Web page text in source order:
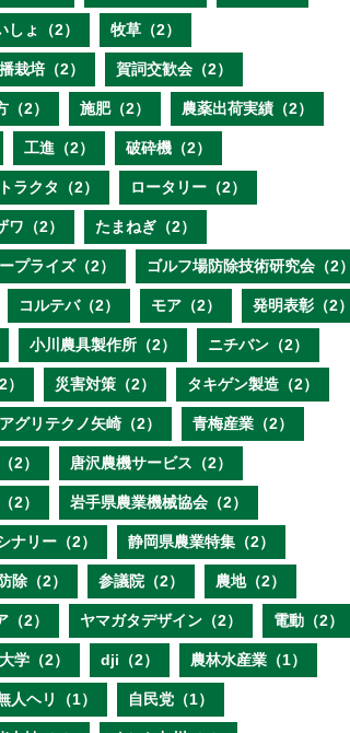
しょ（2） 牧草（2）
栽培（2） 賀詞交歓会（2）
（2） 施肥（2） 農薬出荷実績（2）
工進（2） 破砕機（2）
ラクタ（2） ロータリー（2）
ワ（2） たまねぎ（2）
プライズ（2） ゴルフ場防除技術研究会（2）
コルテバ（2） モア（2） 発明表彰（2）
小川農具製作所（2） ニチバン（2）
災害対策（2） タキゲン製造（2）
アグリテクノ矢崎（2） 青梅産業（2）
2） 唐沢農機サービス（2）
2） 岩手県農業機械協会（2）
ナリー（2） 静岡県農業特集（2）
除（2） 参議院（2） 農地（2）
（2） ヤマガタデザイン（2） 電動（2）
学（2） dji（2） 農林水産業（1）
人ヘリ（1） 自民党（1）